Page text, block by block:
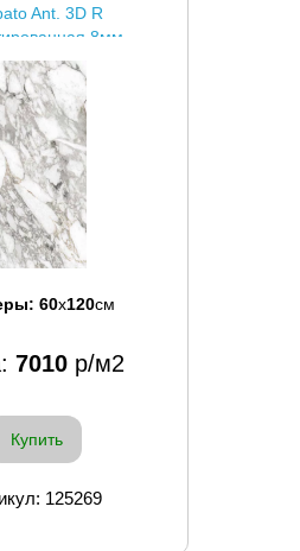
Ant. 3D R
8мм
60x120см
7010 р/м2
Купить
125269